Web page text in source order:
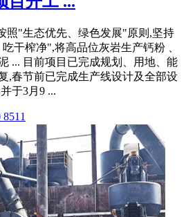
照"生态优先、绿色发展"原则,坚持
干榨净",将高品位灰岩生产钙粉 、
... 目前项目已完成规划、用地、能
,春节前已完成生产线设计及全部设
于3月9 ...